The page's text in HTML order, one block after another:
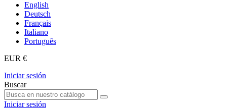
English
Deutsch
Français
Italiano
Português
EUR €
Iniciar sesión
Buscar
Iniciar sesión